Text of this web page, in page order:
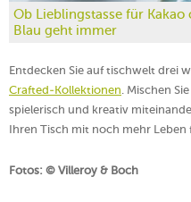
Ob Lieblingstasse für
Blau geht immer
Entdecken Sie auf tischwelt drei
Crafted-Kollektionen . Mischen
spielerisch und kreativ
Ihren Tisch mit noch mehr Leben
Fotos: © Villeroy & Boch